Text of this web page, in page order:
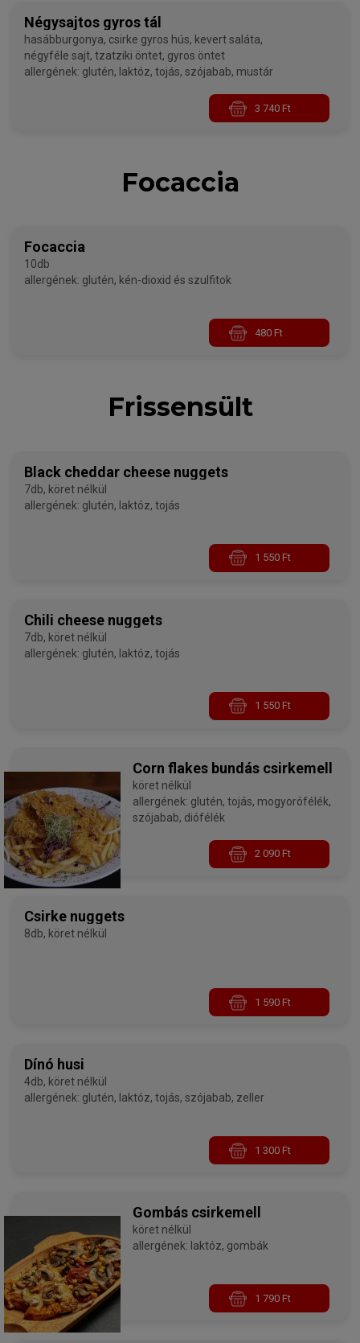
Négysajtos gyros tál
hasábburgonya, csirke gyros hús, kevert saláta,
négyféle sajt, tzatziki öntet, gyros öntet
allergének: glutén, laktóz, tojás, szójabab, mustár
3 740 Ft
Focaccia
Focaccia
10db
allergének: glutén, kén-dioxid és szulfitok
480 Ft
Frissensült
Black cheddar cheese nuggets
7db, köret nélkül
allergének: glutén, laktóz, tojás
1 550 Ft
Chili cheese nuggets
7db, köret nélkül
allergének: glutén, laktóz, tojás
1 550 Ft
Corn flakes bundás csirkemell
köret nélkül
allergének: glutén, tojás, mogyorófélék,
szójabab, diófélék
2 090 Ft
Csirke nuggets
8db, köret nélkül
1 590 Ft
Dínó husi
4db, köret nélkül
allergének: glutén, laktóz, tojás, szójabab, zeller
1 300 Ft
Gombás csirkemell
köret nélkül
allergének: laktóz, gombák
1 790 Ft